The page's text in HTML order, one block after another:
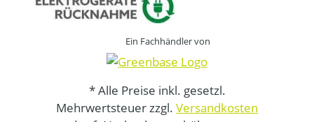
Ein Fachhändler von
* Alle Preise inkl. gesetzl.
Mehrwertsteuer zzgl. Versandkosten